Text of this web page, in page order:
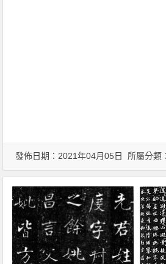
發佈日期：2021年04月05日 所屬分類